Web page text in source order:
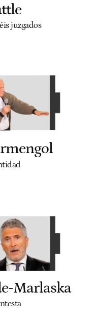
juzgados
Marlaska